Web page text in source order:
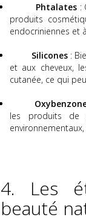
Phtalates:
produits
endocriniennes et
Silicones :
et aux cheveux,
cutanée, ce qui
les produits de
4. Les
beauté